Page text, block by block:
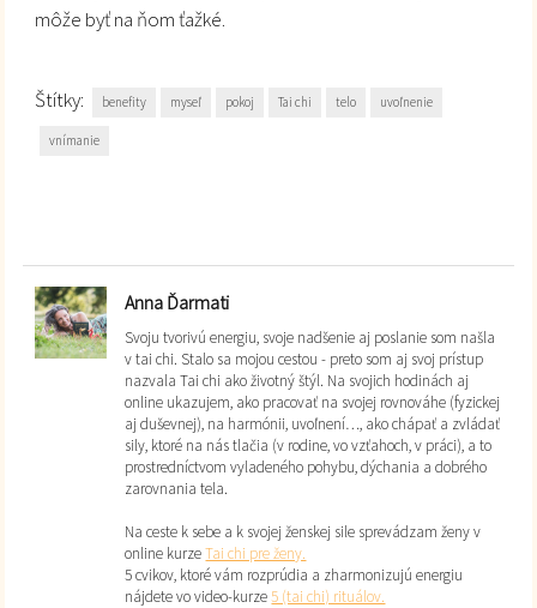
môže byť na ňom ťažké.
Štítky: benefity myseľ pokoj Tai chi telo uvoľnenie
vnímanie
Anna Ďarmati
Svoju tvorivú energiu, svoje nadšenie aj poslanie som našla
v tai chi. Stalo sa mojou cestou - preto som aj svoj prístup
nazvala Tai chi ako životný štýl. Na svojich hodinách aj
online ukazujem, ako pracovať na svojej rovnováhe (fyzickej
aj duševnej), na harmónii, uvoľnení…, ako chápať a zvládať
sily, ktoré na nás tlačia (v rodine, vo vzťahoch, v práci), a to
prostredníctvom vyladeného pohybu, dýchania a dobrého
zarovnania tela.
Na ceste k sebe a k svojej ženskej sile sprevádzam ženy v
online kurzeTai chi pre ženy.
5 cvikov, ktoré vám rozprúdia a zharmonizujú energiu
nájdete vo video-kurze5 (tai chi) rituálov.